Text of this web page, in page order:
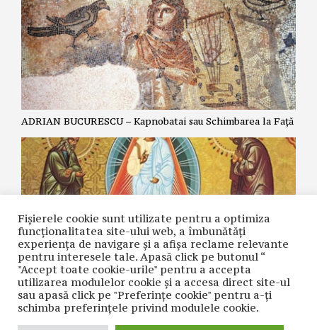
ADRIAN BUCURESCU – Kapnobatai sau Schimbarea la Față
ZOE DANTES – Schimbarea la Față și cea de-a cincea
Evanghelie.
Fișierele cookie sunt utilizate pentru a optimiza
funcţionalitatea site-ului web, a îmbunătăţi
experienţa de navigare şi a afişa reclame relevante
pentru interesele tale. Apasă click pe butonul “
"Accept toate cookie-urile" pentru a accepta
utilizarea modulelor cookie şi a accesa direct site-ul
sau apasă click pe "Preferințe cookie" pentru a-ţi
schimba preferinţele privind modulele cookie.